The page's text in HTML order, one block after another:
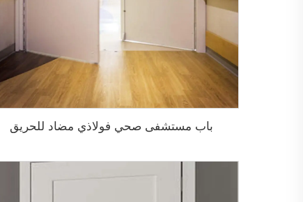
باب مستشفى صحي فولاذي مضاد للحريق